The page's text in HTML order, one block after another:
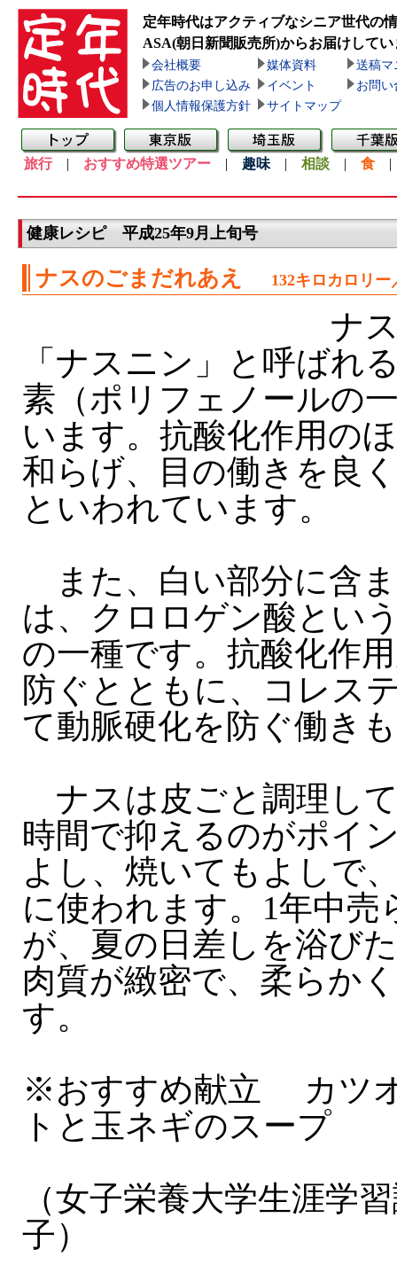
定年時代はアクティブなシニア世代の
ASA(朝日新聞販売所)からお届けしてい
会社概要 媒体資料
送稿マ
広告のお申し込み
イベント
お問い
個人情報保護方針
サイトマップ
旅行| おすすめ特選ツアー | 趣味 | 相談 | 食
健康レシピ 平成25年9月上旬号
ナスのごまだれあえ 132キロカロリー
ナス
「ナスニン」と呼ばれ
素（ポリフェノールの
います。抗酸化作用の
和らげ、目の働きを良
といわれています。
また、白い部分に含
は、クロロゲン酸とい
の一種です。抗酸化作
防ぐとともに、コレス
て動脈硬化を防ぐ働き
ナスは皮ごと調理し
時間で抑えるのがポイ
よし、焼いてもよしで
に使われます。1年中売
が、夏の日差しを浴び
肉質が緻密で、柔らか
す。
※おすすめ献立 カツ
トと玉ネギのスープ
（女子栄養大学生涯学
子）